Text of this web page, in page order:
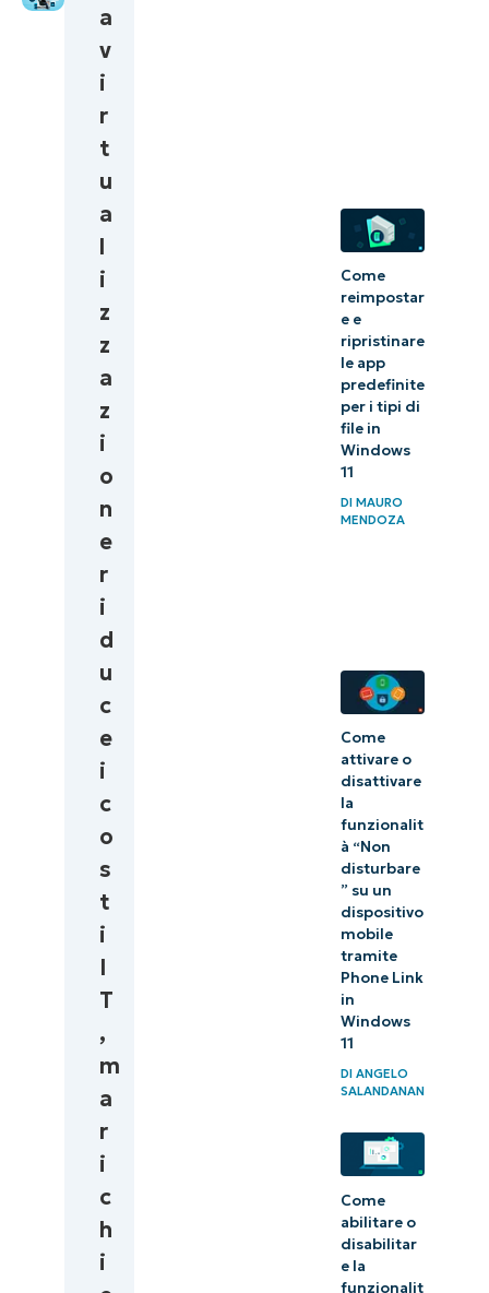
considerare
a
v
i
r
t
u
a
l
i
z
z
a
z
i
o
n
e
r
i
d
u
c
e
i
c
o
s
t
i
I
T
,
m
a
r
i
c
h
i
Come
reimpostar
e e
ripristinare
le app
predefinite
per i tipi di
file in
Windows
11
DIMAURO
MENDOZA
Come
attivare o
disattivare
la
funzionalit
à “Non
disturbare
” su un
dispositivo
mobile
tramite
Phone Link
in
Windows
11
DIANGELO
SALANDANAN
Come
abilitare o
disabilitar
e la
funzionalit